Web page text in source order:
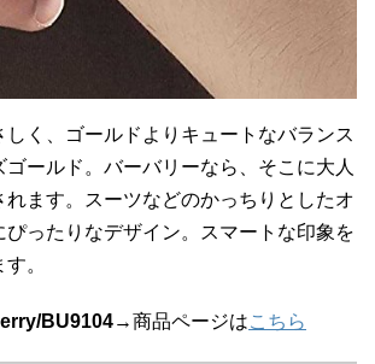
しく、ゴールドよりキュートなバランス
ールド。バーバリーなら、そこに大人
れます。スーツなどのかっちりとしたオ
ぴったりなデザイン。スマートな印象を
。
BU9104→商品ページはこちら